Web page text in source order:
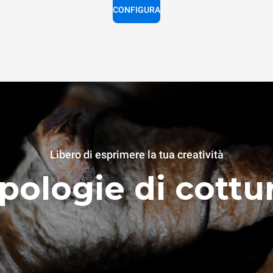
CONFIGURA
Libero di esprimere la tua creatività
di